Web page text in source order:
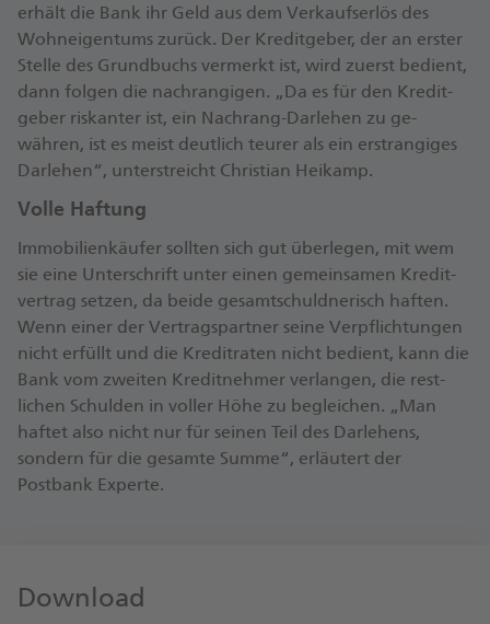
erhält die Bank ihr Geld aus dem Ver­kaufs­er­lös des
Wohn­eigen­tums zurück. Der Kredit­geber, der an erster
Stelle des Grund­buchs ver­merkt ist, wird zuerst bedient,
dann folgen die nach­rangigen. „Da es für den Kredit­
geber ris­kanter ist, ein Nach­rang-Darlehen zu ge­
währen, ist es meist deutlich teurer als ein erst­rangiges
Darlehen“, unter­streicht Christian Heikamp.
Volle Haftung
Immo­bilien­käufer sollten sich gut über­legen, mit wem
sie eine Unter­schrift unter einen ge­mein­sa­men Kredit­
ver­trag setzen, da beide ge­samts­chuld­nerisch haften.
Wenn einer der Vertrags­partner seine Ver­pflich­tungen
nicht erfüllt und die Kredit­raten nicht bedient, kann die
Bank vom zweiten Kredit­nehmer ver­langen, die rest­
lichen Schulden in voller Höhe zu be­gleichen. „Man
haftet also nicht nur für seinen Teil des Dar­lehens,
sondern für die gesamte Summe“, erläutert der
Postbank Experte.
Download